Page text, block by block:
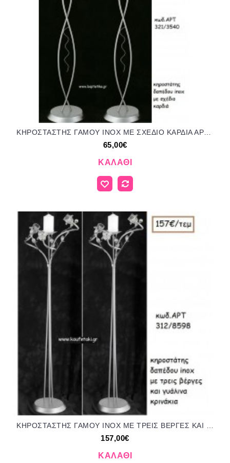
65,00€
ΚΑΛΆΘΙ
157,00€
ΚΑΛΆΘΙ